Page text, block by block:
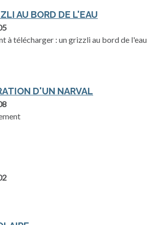
AU BORD DE L'EAU
à télécharger : un grizzli au bord de l'eau
D'UN NARVAL